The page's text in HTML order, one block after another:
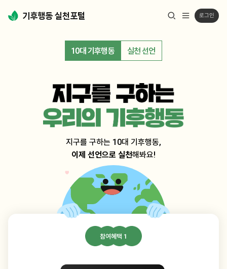
로그인
10대 기후행동 실천 선언
지구를 구하는 10대 기후행동,
이제 선언으로 실천해봐요!
참여혜택 1